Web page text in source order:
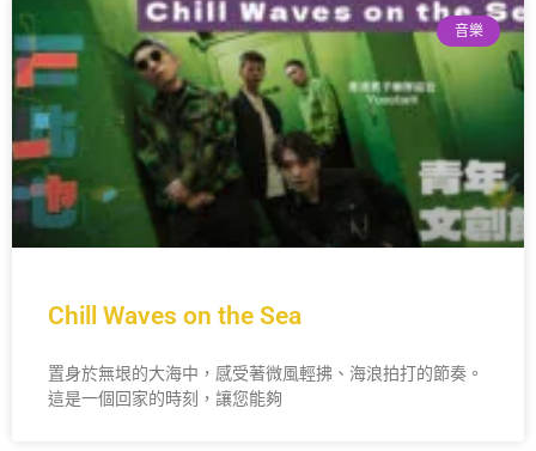
音樂
Chill Waves on the Sea
置身於無垠的大海中，感受著微風輕拂、海浪拍打的節奏。
這是一個回家的時刻，讓您能夠